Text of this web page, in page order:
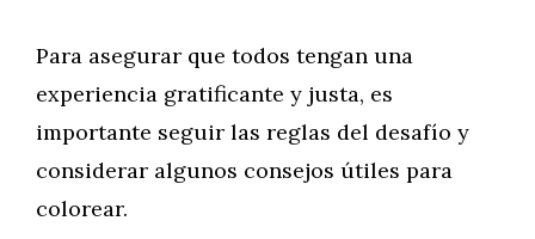
Para asegurar que todos tengan una
experiencia gratificante y justa, es
importante seguir las reglas del desafío y
considerar algunos consejos útiles para
colorear.